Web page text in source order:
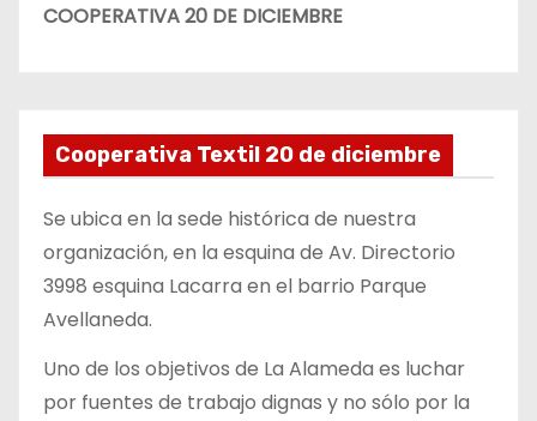
COOPERATIVA 20 DE DICIEMBRE
Cooperativa Textil 20 de diciembre
Se ubica en la sede histórica de nuestra
organización, en la esquina de Av. Directorio
3998 esquina Lacarra en el barrio Parque
Avellaneda.
Uno de los objetivos de La Alameda es luchar
por fuentes de trabajo dignas y no sólo por la